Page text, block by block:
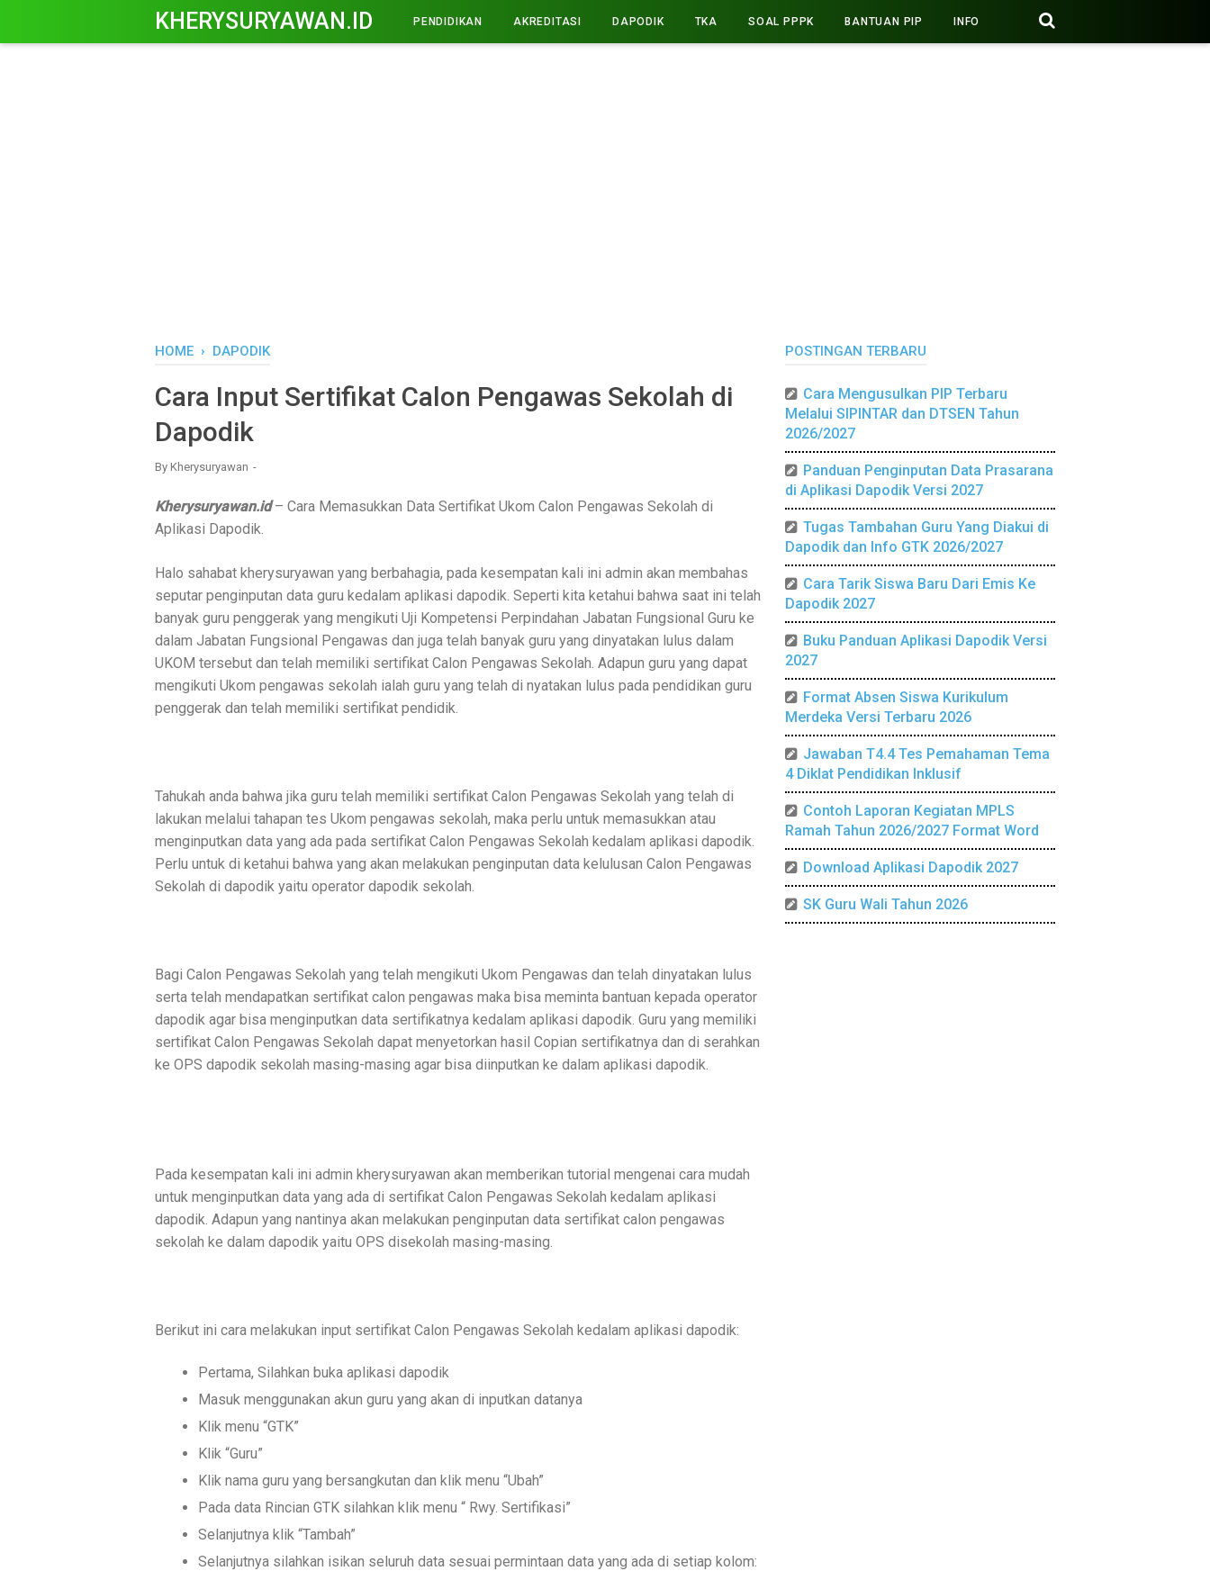
KHERYSURYAWAN.ID PENDIDIKAN AKREDITASI DAPODIK TKA SOAL PPPK BANTUAN PIP INFO
HOME › DAPODIK
Cara Input Sertifikat Calon Pengawas Sekolah di
Dapodik
By Kherysuryawan
Kherysuryawan.id– Cara Memasukkan Data Sertifikat Ukom Calon Pengawas Sekolah di
Aplikasi Dapodik.
Halo sahabat kherysuryawan yang berbahagia, pada kesempatan kali ini admin akan membahas
seputar penginputan data guru kedalam aplikasi dapodik. Seperti kita ketahui bahwa saat ini telah
banyak guru penggerak yang mengikuti Uji Kompetensi Perpindahan Jabatan Fungsional Guru ke
dalam Jabatan Fungsional Pengawas dan juga telah banyak guru yang dinyatakan lulus dalam
UKOM tersebut dan telah memiliki sertifikat Calon Pengawas Sekolah. Adapun guru yang dapat
mengikuti Ukom pengawas sekolah ialah guru yang telah di nyatakan lulus pada pendidikan guru
penggerak dan telah memiliki sertifikat pendidik.
Tahukah anda bahwa jika guru telah memiliki sertifikat Calon Pengawas Sekolah yang telah di
lakukan melalui tahapan tes Ukom pengawas sekolah, maka perlu untuk memasukkan atau
menginputkan data yang ada pada sertifikat Calon Pengawas Sekolah kedalam aplikasi dapodik.
Perlu untuk di ketahui bahwa yang akan melakukan penginputan data kelulusan Calon Pengawas
Sekolah di dapodik yaitu operator dapodik sekolah.
Bagi Calon Pengawas Sekolah yang telah mengikuti Ukom Pengawas dan telah dinyatakan lulus
serta telah mendapatkan sertifikat calon pengawas maka bisa meminta bantuan kepada operator
dapodik agar bisa menginputkan data sertifikatnya kedalam aplikasi dapodik. Guru yang memiliki
sertifikat Calon Pengawas Sekolah dapat menyetorkan hasil Copian sertifikatnya dan di serahkan
ke OPS dapodik sekolah masing-masing agar bisa diinputkan ke dalam aplikasi dapodik.
Pada kesempatan kali ini admin kherysuryawan akan memberikan tutorial mengenai cara mudah
untuk menginputkan data yang ada di sertifikat Calon Pengawas Sekolah kedalam aplikasi
dapodik. Adapun yang nantinya akan melakukan penginputan data sertifikat calon pengawas
sekolah ke dalam dapodik yaitu OPS disekolah masing-masing.
Berikut ini cara melakukan input sertifikat Calon Pengawas Sekolah kedalam aplikasi dapodik:
Pertama, Silahkan buka aplikasi dapodik
Masuk menggunakan akun guru yang akan di inputkan datanya
Klik menu “GTK”
Klik “Guru”
Klik nama guru yang bersangkutan dan klik menu “Ubah”
Pada data Rincian GTK silahkan klik menu “ Rwy. Sertifikasi”
Selanjutnya klik “Tambah”
Selanjutnya silahkan isikan seluruh data sesuai permintaan data yang ada di setiap kolom:
POSTINGAN TERBARU
Cara Mengusulkan PIP Terbaru
Melalui SIPINTAR dan DTSEN Tahun
2026/2027
Panduan Penginputan Data Prasarana
di Aplikasi Dapodik Versi 2027
Tugas Tambahan Guru Yang Diakui di
Dapodik dan Info GTK 2026/2027
Cara Tarik Siswa Baru Dari Emis Ke
Dapodik 2027
Buku Panduan Aplikasi Dapodik Versi
2027
Format Absen Siswa Kurikulum
Merdeka Versi Terbaru 2026
Jawaban T4.4 Tes Pemahaman Tema
4 Diklat Pendidikan Inklusif
Contoh Laporan Kegiatan MPLS
Ramah Tahun 2026/2027 Format Word
Download Aplikasi Dapodik 2027
SK Guru Wali Tahun 2026